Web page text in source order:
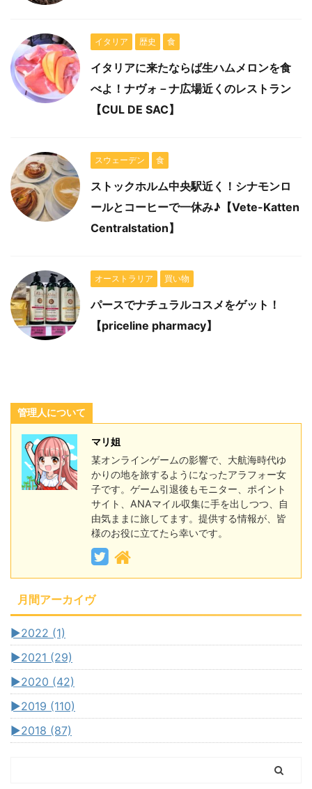
イタリア 歴史 食
イタリアに来たならば生ハムメロンを食
べよ！ナヴォ－ナ広場近くのレストラン
【CUL DE SAC】
スウェーデン 食
ストックホルム中央駅近く！シナモンロ
ールとコーヒーで一休み♪【Vete-Katten
Centralstation】
オーストラリア 買い物
パースでナチュラルコスメをゲット！
【priceline pharmacy】
管理人について
マリ姐
某オンラインゲームの影響で、大航海時代ゆ
かりの地を旅するようになったアラフォー女
子です。ゲーム引退後もモニター、ポイント
サイト、ANAマイル収集に手を出しつつ、自
由気ままに旅してます。提供する情報が、皆
様のお役に立てたら幸いです。
月間アーカイヴ
►2022 (1)
►2021 (29)
►2020 (42)
►2019 (110)
►2018 (87)